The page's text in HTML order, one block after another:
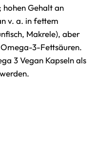
Gehalt an
v. a. in fettem
Makrele), aber
3-Fettsäuren.
3 Vegan Kapseln als